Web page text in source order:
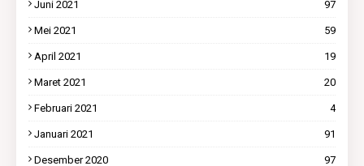
Juni 2021 97
Mei 2021 59
April 2021 19
Maret 2021 20
Februari 2021 4
Januari 2021 91
Desember 2020 97